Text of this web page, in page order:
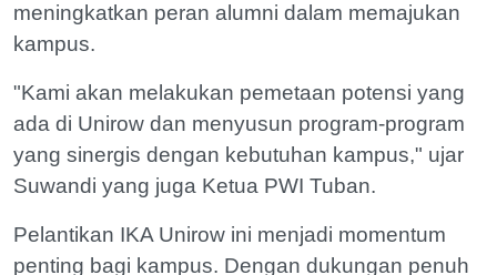
meningkatkan peran alumni dalam memajukan
kampus.
"Kami akan melakukan pemetaan potensi yang
ada di Unirow dan menyusun program-program
yang sinergis dengan kebutuhan kampus," ujar
Suwandi yang juga Ketua PWI Tuban.
Pelantikan IKA Unirow ini menjadi momentum
penting bagi kampus. Dengan dukungan penuh